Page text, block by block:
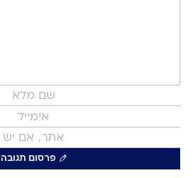
פרסום תגובה